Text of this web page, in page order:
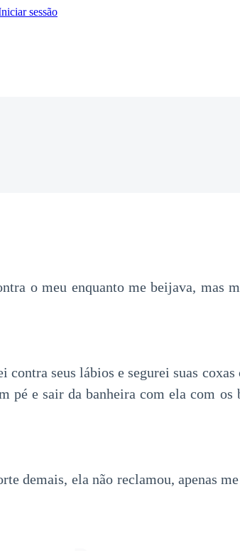
sessão
o meu enquanto me beijava, mas
contra seus lábios e segurei suas
pé e sair da banheira com ela com os
demais, ela não reclamou, apenas